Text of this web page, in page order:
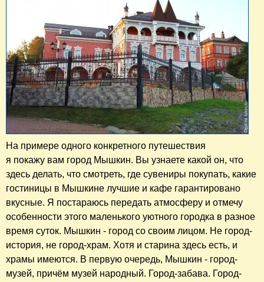
На примере одного конкретного путешествия
я покажу вам город Мышкин. Вы узнаете какой он, что
здесь делать, что смотреть, где сувениры покупать, какие
гостиницы в Мышкине лучшие и кафе гарантировано
вкусные. Я постараюсь передать атмосферу и отмечу
особенности этого маленького уютного городка в разное
время суток. Мышкин - город со своим лицом. Не город-
история, не город-храм. Хотя и старина здесь есть, и
храмы имеются. В первую очередь, Мышкин - город-
музей, причём музей народный. Город-забава. Город-